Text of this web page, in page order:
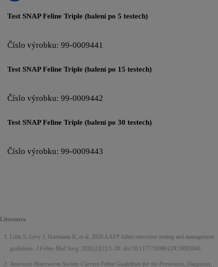
Test SNAP Feline Triple (balení po 5 testech)
Číslo výrobku: 99-0009441
Test SNAP Feline Triple (balení po 15 testech)
Číslo výrobku: 99-0009442
Test SNAP Feline Triple (balení po 30 testech)
Číslo výrobku: 99-0009443
Literatura
Little S, Levy J, Hartmann K, et al. 2020 AAFP feline retrovirus testing and management
guidelines. J Feline Med Surg. 2020;22(1):5–30. doi:10.1177/1098612X19895940
American Heartworm Society. Current Feline Guidelines for the Prevention, Diagnosis,